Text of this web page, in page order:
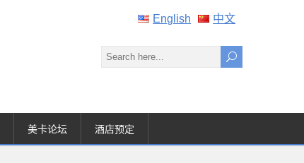
English 中文
美卡论坛 酒店预定